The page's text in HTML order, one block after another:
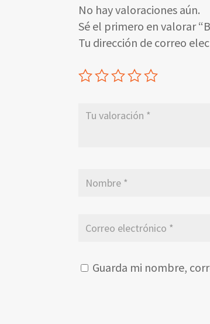
No hay valoraciones aún.
Sé el primero en valorar
Tu dirección de correo
Guarda mi nombre,